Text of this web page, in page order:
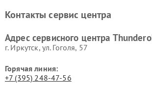
Контакты сервис центра
Адрес сервисного центра
г. Иркутск, ул. ​Гоголя, 57
Горячая линия:
+7 (395) 248-47-56